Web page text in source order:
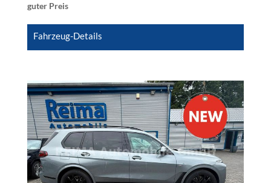
guter Preis
Fahrzeug-Details